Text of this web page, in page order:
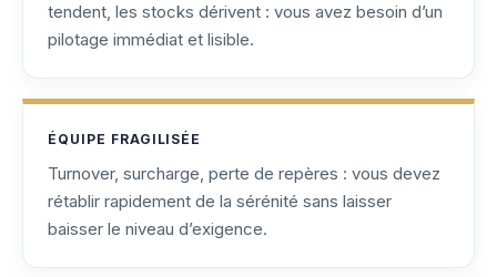
tendent, les stocks dérivent : vous avez besoin d’un
pilotage immédiat et lisible.
ÉQUIPE FRAGILISÉE
Turnover, surcharge, perte de repères : vous devez
rétablir rapidement de la sérénité sans laisser
baisser le niveau d’exigence.